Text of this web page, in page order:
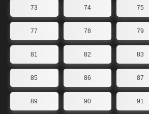
73 74 75
77 78 79
81 82 83
85 86 87
89 90 91